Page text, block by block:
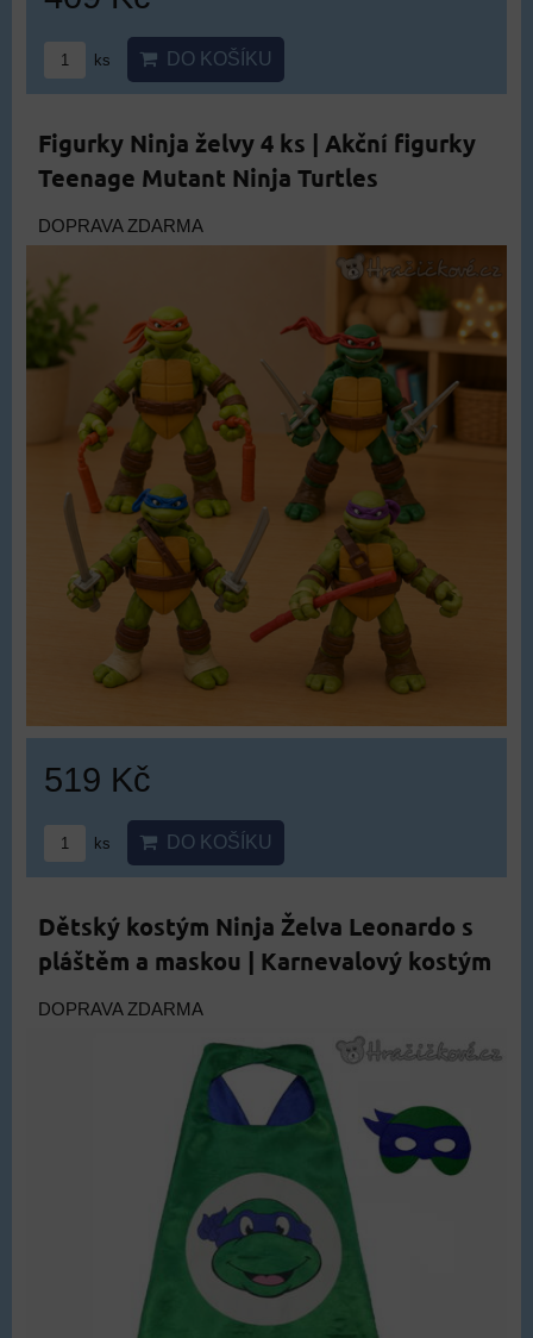
ks DO KOŠÍKU
Figurky Ninja želvy 4 ks | Akční figurky
Teenage Mutant Ninja Turtles
DOPRAVA ZDARMA
519 Kč
ks DO KOŠÍKU
Dětský kostým Ninja Želva Leonardo s
pláštěm a maskou | Karnevalový kostým
DOPRAVA ZDARMA